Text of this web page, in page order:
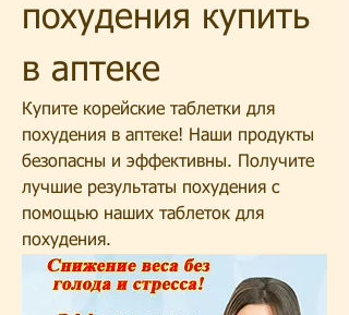
похудения купить
в аптеке
Купите корейские таблетки для
похудения в аптеке! Наши продукты
безопасны и эффективны. Получите
лучшие результаты похудения с
помощью наших таблеток для
похудения.